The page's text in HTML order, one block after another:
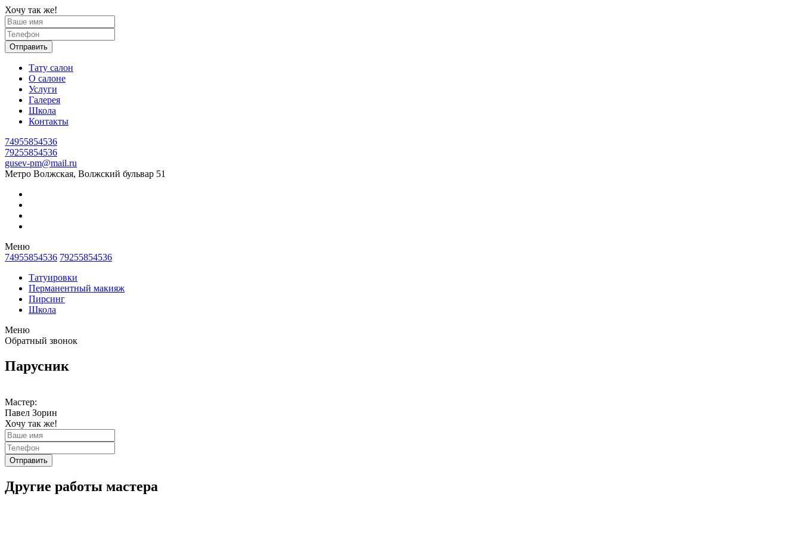
Хочу так же!
Отправить
Тату салон
О салоне
Услуги
Галерея
Школа
Контакты
74955854536
79255854536
gusev-pm@mail.ru
Метро Волжская, Волжский бульвар 51
Меню
74955854536 79255854536
Татуировки
Перманентный макияж
Пирсинг
Школа
Меню
Обратный звонок
Парусник
Мастер:
Павел Зорин
Хочу так же!
Отправить
Другие работы мастера